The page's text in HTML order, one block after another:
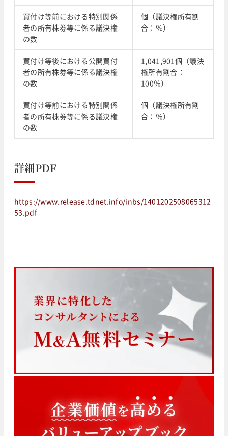
買付け等前における特別関係
者の所有株券等に係る議決権
の数
個（議決権所有割
合：％）
買付け等後における公開買付
者の所有株券等に係る議決権
の数
1,041,901個（議決
権所有割合：
100％）
買付け等前における特別関係
者の所有株券等に係る議決権
の数
個（議決権所有割
合：％）
詳細PDF
https://www.release.tdnet.info/inbs/1401202508065312
53.pdf